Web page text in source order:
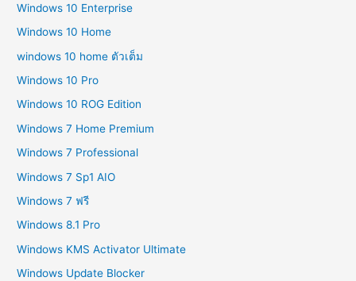
Windows 10 Enterprise
Windows 10 Home
windows 10 home ตัวเต็ม
Windows 10 Pro
Windows 10 ROG Edition
Windows 7 Home Premium
Windows 7 Professional
Windows 7 Sp1 AIO
Windows 7 ฟรี
Windows 8.1 Pro
Windows KMS Activator Ultimate
Windows Update Blocker